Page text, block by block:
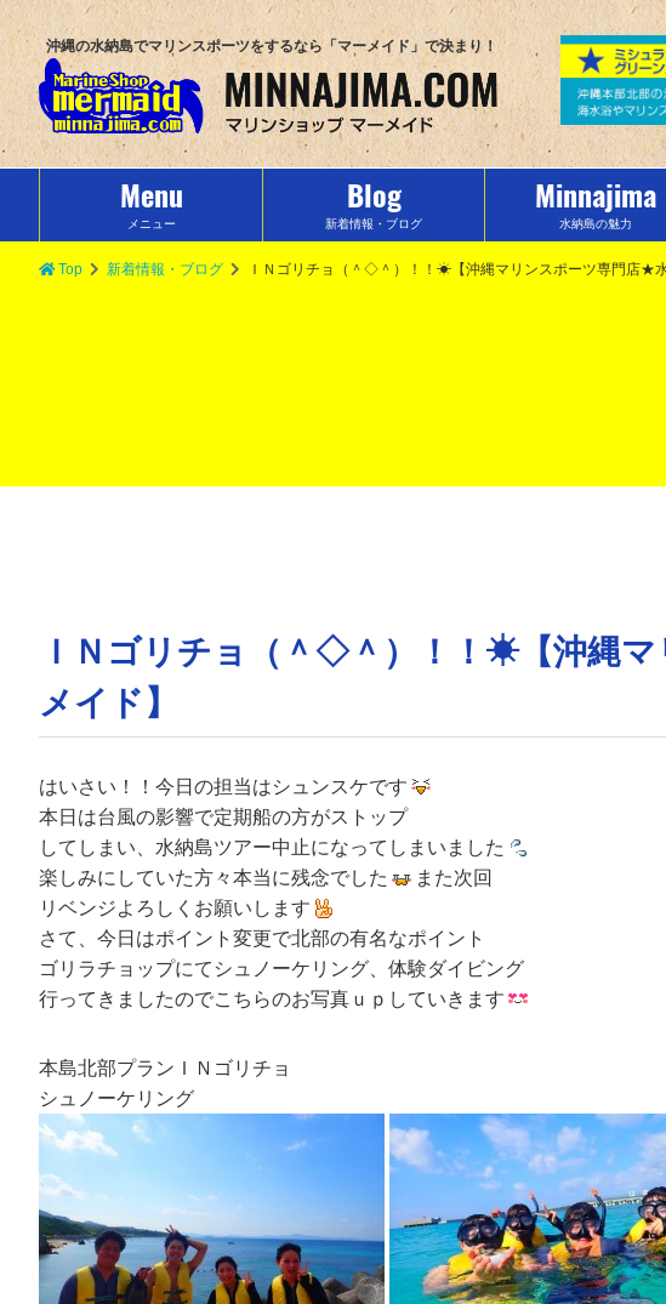
沖縄の水納島でマリンスポーツをするなら「マーメイド」で決まり！
Menu
メニュー
Blog
新着情報・ブログ
Minnajima
水納島の魅力
Top 新着情報・ブログ ＩＮゴリチョ（＾◇＾）！！☀【沖縄マリンスポーツ専門店★水
ＩＮゴリチョ（＾◇＾）！！☀【沖縄
メイド】
はいさい！！今日の担当はシュンスケです
本日は台風の影響で定期船の方がストップ
してしまい、水納島ツアー中止になってしまいました
楽しみにしていた方々本当に残念でした
また次回
リベンジよろしくお願いします
さて、今日はポイント変更で北部の有名なポイント
ゴリラチョップにてシュノーケリング、体験ダイビング
行ってきましたのでこちらのお写真ｕｐしていきます
本島北部プランＩＮゴリチョ
シュノーケリング